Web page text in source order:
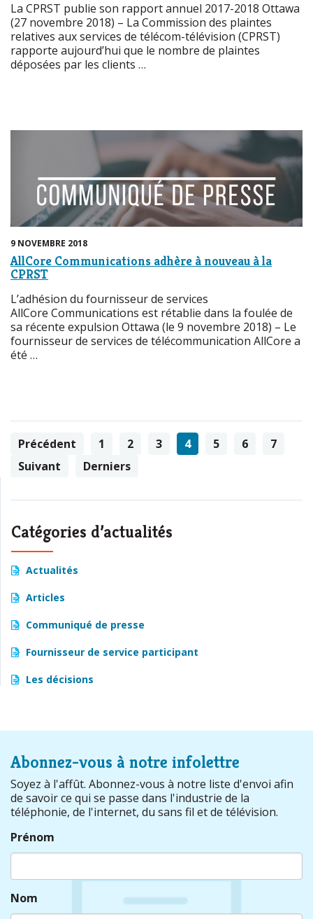
La CPRST publie son rapport annuel 2017-2018 Ottawa
(27 novembre 2018) – La Commission des plaintes
relatives aux services de télécom-télévision (CPRST)
rapporte aujourd’hui que le nombre de plaintes
déposées par les clients …
9 NOVEMBRE 2018
AllCore Communications adhère à nouveau à la
CPRST
L’adhésion du fournisseur de services
AllCore Communications est rétablie dans la foulée de
sa récente expulsion Ottawa (le 9 novembre 2018) – Le
fournisseur de services de télécommunication AllCore a
été …
Précédent 1 2 3 4 5 6
7
Suivant
Derniers
Catégories d’actualités
Actualités
Articles
Communiqué de presse
Fournisseur de service participant
Les décisions
Abonnez-vous à notre infolettre
Soyez à l'affût. Abonnez-vous à notre liste d'envoi afin
de savoir ce qui se passe dans l'industrie de la
téléphonie, de l'internet, du sans fil et de télévision.
Prénom
Nom